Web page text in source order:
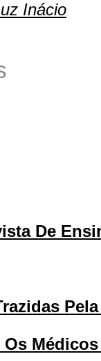
Inácio
De